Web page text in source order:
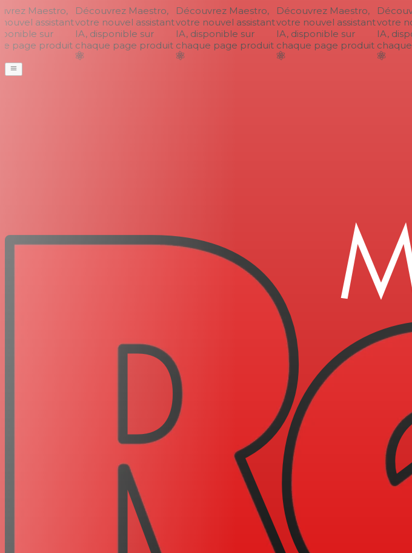
Maestro,
assistant
sur
page produit
Découvrez Maestro,
votre nouvel assistant
IA, disponible sur
chaque page produit
Découvrez Maestro,
votre nouvel assistant
IA, disponible sur
chaque page produit
Découvrez Maestro,
votre nouvel assistant
IA, disponible sur
chaque page produit
votre
IA,
chaque